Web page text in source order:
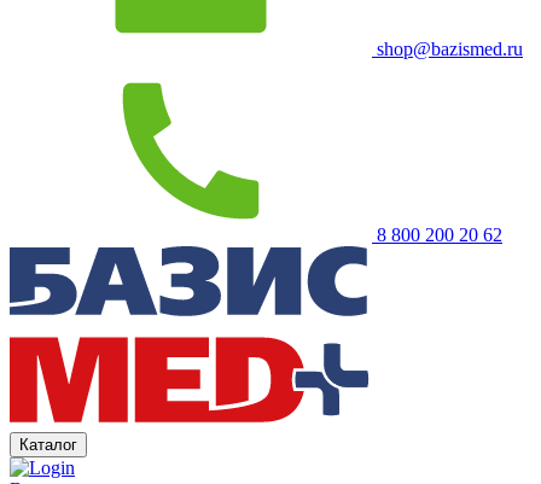
shop@bazismed.ru
8 800 200 20 62
Каталог